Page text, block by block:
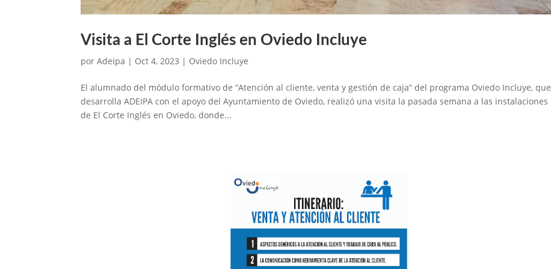
Visita a El Corte Inglés en Oviedo Incluye
porAdeipa | Oct 4, 2023 | Oviedo Incluye
El alumnado del módulo formativo de “Atención al cliente, venta y gestión de caja” del programa Oviedo Incluye, que
desarrolla ADEIPA con el apoyo del Ayuntamiento de Oviedo, realizó una visita la pasada semana a las instalaciones
de El Corte Inglés en Oviedo, donde...